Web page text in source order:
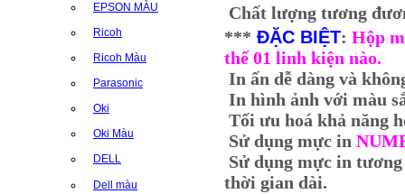
EPSON MÀU
Ricoh
Ricoh Màu
Parasonic
Oki
Oki Màu
DELL
Dell màu
Chất lượng tương
*** ĐẶC BIỆT: Hộp
thế 01 linh kiện nào.
In ấn dễ dàng và
In hình ảnh với màu
Tối ưu hoá khả năng
Sử dụng mực in
Sử dụng mực in
thời gian dài.